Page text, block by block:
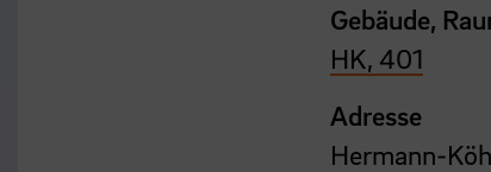
Gebäude,
HK, 401
Adresse
Hermann-